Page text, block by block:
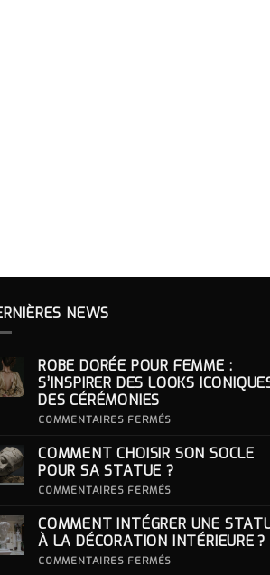
NEWS
ROBE DORÉE POUR FEMME :
S’INSPIRER DES LOOKS
DES CÉRÉMONIES
COMMENTAIRES FERMÉS
POUR
FEMME
ICONIQUES
DES
CÉRÉMONIES
COMMENT CHOISIR SON SOCLE
POUR SA STATUE ?
COMMENTAIRES FERMÉS
SON
SOCLE
POUR
COMMENT INTÉGRER UNE
À LA DÉCORATION INTÉRIEURE ?
COMMENTAIRES FERMÉS